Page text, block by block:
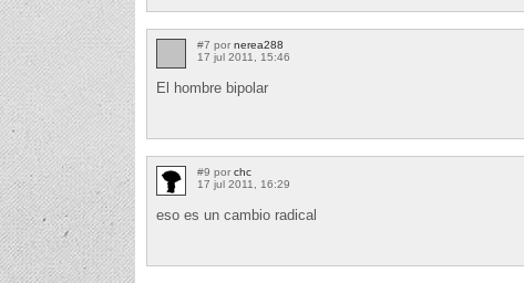
#7 por nerea288
17 jul 2011, 15:46
El hombre bipolar
#9 por chc
17 jul 2011, 16:29
eso es un cambio radical